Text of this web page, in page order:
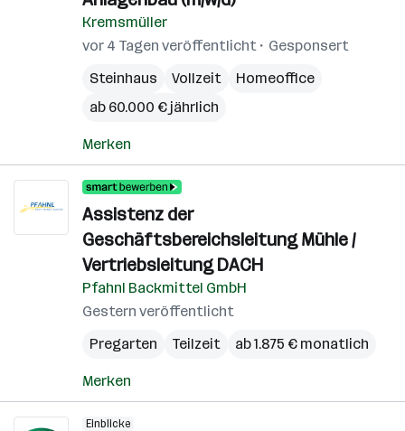
Kremsmüller
vor 4 Tagen veröffentlicht
Gesponsert
Steinhaus
Vollzeit
Homeoffice
ab 60.000 € jährlich
Merken
Assistenz der
Geschäftsbereichsleitung Mühle /
Vertriebsleitung DACH
Pfahnl Backmittel GmbH
Gestern veröffentlicht
Pregarten
Teilzeit ab 1.875 € monatlich
Merken
Einblicke